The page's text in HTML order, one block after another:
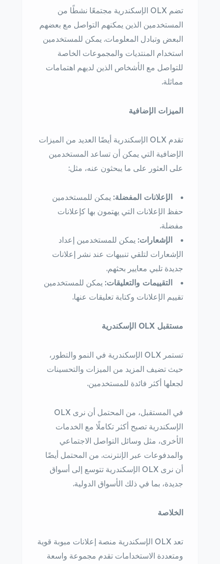
تضم OLX الإسكندرية مجتمعًا نشطًا من
المستخدمين الذين يمكنهم التواصل مع بعضهم
البعض وتبادل المعلومات. يمكن للمستخدمين
استخدام المنتديات والمجموعات الخاصة
للتواصل مع الأشخاص الذين لديهم اهتمامات
مماثلة.
الميزات الإضافية
تقدم OLX الإسكندرية أيضًا العديد من الميزات
الإضافية التي يمكن أن تساعد المستخدمين
على العثور على ما يبحثون عنه، مثل:
الإعلانات المفضلة: يمكن للمستخدمين
حفظ الإعلانات التي يهتمون بها كإعلانات
مفضلة.
الإشعارات: يمكن للمستخدمين إعداد
الإشعارات لتلقي تنبيهات عند نشر إعلانات
جديدة تلبي معايير بحثهم.
التقييمات والتعليقات: يمكن للمستخدمين
تقييم الإعلانات وكتابة تعليقات عنها.
مستقبل OLX الإسكندرية
تستمر OLX الإسكندرية في النمو والتطور،
حيث تضيف المزيد من الميزات والتحسينات
لجعلها أكثر فائدة للمستخدمين.
في المستقبل، من المحتمل أن نرى OLX
الإسكندرية تصبح أكثر تكاملًا مع الخدمات
الأخرى، مثل وسائل التواصل الاجتماعي
والمدفوعات عبر الإنترنت. من المحتمل أيضًا
أن نرى OLX الإسكندرية تتوسع إلى أسواق
جديدة، بما في ذلك الأسواق الدولية.
الخلاصة
تعد OLX الإسكندرية منصة إعلانات مبوبة قوية
ومتعددة الاستخدامات تقدم مجموعة واسعة